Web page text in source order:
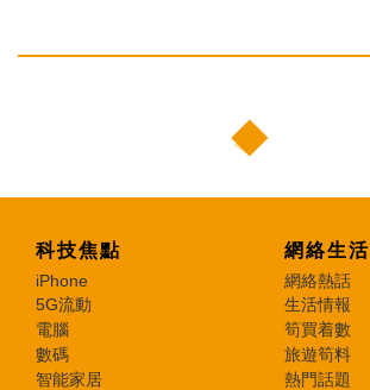
科技焦點
iPhone
5G流動
電腦
數碼
智能家居
網絡生活
網絡熱話
生活情報
筍買着數
旅遊筍料
熱門話題